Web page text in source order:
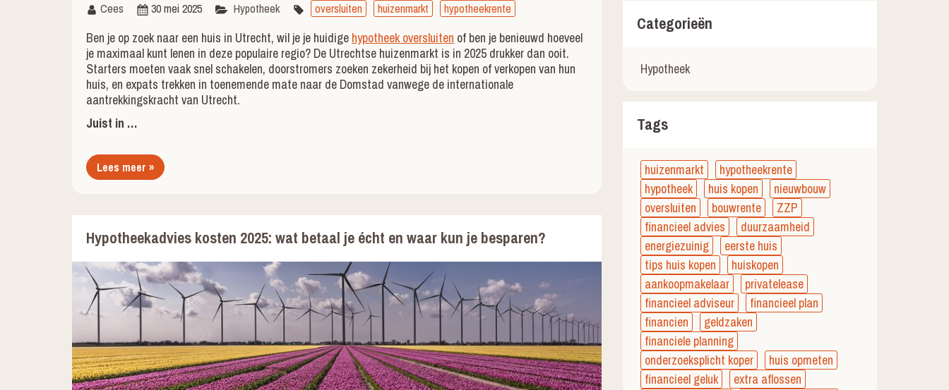
Cees 30 mei 2025 Hypotheek oversluiten huizenmarkt hypotheekrente
Ben je op zoek naar een huis in Utrecht, wil je je huidige hypotheek oversluiten of ben je benieuwd hoeveel
je maximaal kunt lenen in deze populaire regio? De Utrechtse huizenmarkt is in 2025 drukker dan ooit.
Starters moeten vaak snel schakelen, doorstromers zoeken zekerheid bij het kopen of verkopen van hun
huis, en expats trekken in toenemende mate naar de Domstad vanwege de internationale
aantrekkingskracht van Utrecht.
Juist in …
Lees meer »
Hypotheekadvies kosten 2025: wat betaal je écht en waar kun je besparen?
Categorieën
Hypotheek
Tags
huizenmarkt
hypotheekrente
hypotheek
huis kopen
nieuwbouw
oversluiten
bouwrente
ZZP
financieel advies
duurzaamheid
energiezuinig
eerste huis
tips huis kopen
huiskopen
aankoopmakelaar
privatelease
financieel adviseur
financieel plan
financien
geldzaken
financiele planning
onderzoeksplicht koper
huis opmeten
financieel geluk
extra aflossen